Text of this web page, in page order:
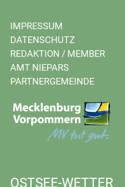
IMPRESSUM
DATENSCHUTZ
REDAKTION / MEMBER
AMT NIEPARS
PARTNERGEMEINDE
OSTSEE-WETTER